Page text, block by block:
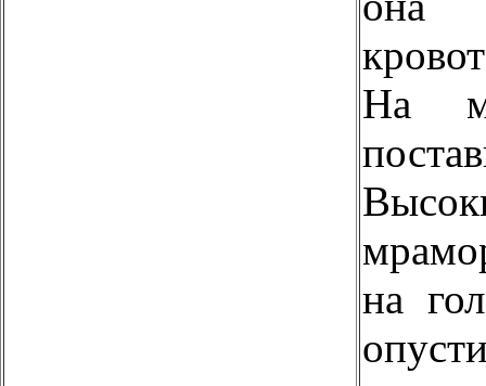
На
на